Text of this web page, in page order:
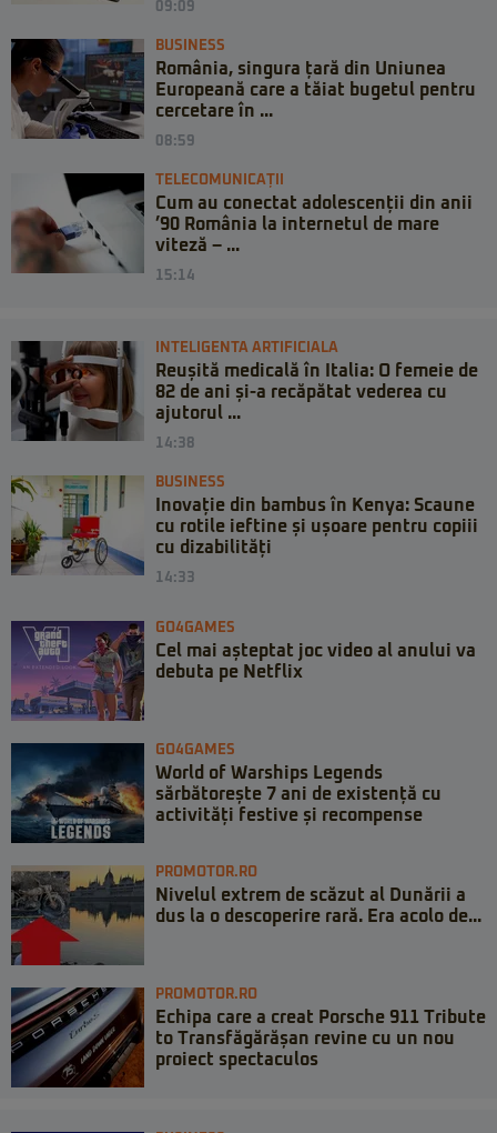
09:09
BUSINESS
România, singura țară din Uniunea
Europeană care a tăiat bugetul pentru
cercetare în ...
08:59
TELECOMUNICAȚII
Cum au conectat adolescenții din anii
’90 România la internetul de mare
viteză – ...
15:14
INTELIGENTA ARTIFICIALA
Reușită medicală în Italia: O femeie de
82 de ani și-a recăpătat vederea cu
ajutorul ...
14:38
BUSINESS
Inovație din bambus în Kenya: Scaune
cu rotile ieftine și ușoare pentru copiii
cu dizabilități
14:33
GO4GAMES
Cel mai așteptat joc video al anului va
debuta pe Netflix
GO4GAMES
World of Warships Legends
sărbătorește 7 ani de existență cu
activități festive și recompense
PROMOTOR.RO
Nivelul extrem de scăzut al Dunării a
dus la o descoperire rară. Era acolo de...
PROMOTOR.RO
Echipa care a creat Porsche 911 Tribute
to Transfăgărășan revine cu un nou
proiect spectaculos